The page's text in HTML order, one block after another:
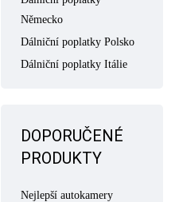
Německo
Dálniční poplatky Polsko
Dálniční poplatky Itálie
DOPORUČENÉ
PRODUKTY
Nejlepší autokamery